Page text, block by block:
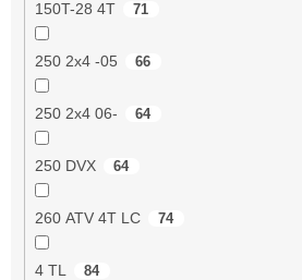
150T-28 4T 71
250 2x4 -05 66
250 2x4 06- 64
250 DVX 64
260 ATV 4T LC 74
4 TL 84